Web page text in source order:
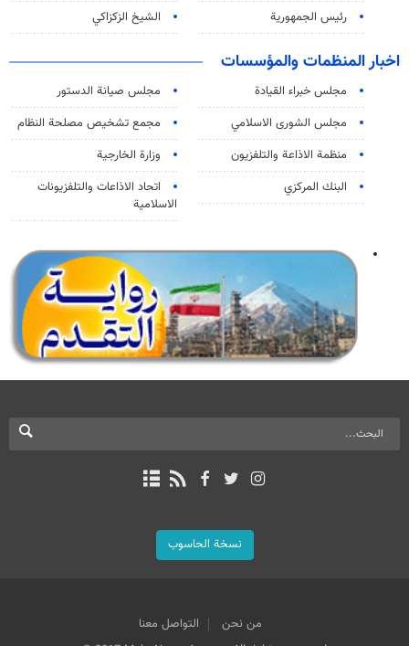
رئيس الجمهورية
الشيخ الزكزاكي
اخبار المنظمات والمؤسسات
مجلس خبراء القيادة
مجلس صيانة الدستور
مجلس الشورى الاسلامي
مجمع تشخيص مصلحة النظام
منظمة الاذاعة والتلفزیون
وزارة الخارجية
البنك المركزي
اتحاد الاذاعات والتلفزيونات
الاسلامية
نسخة الحاسوب
من نحن
التواصل معنا